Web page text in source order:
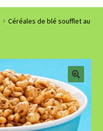
Céréales de blé soufflet au